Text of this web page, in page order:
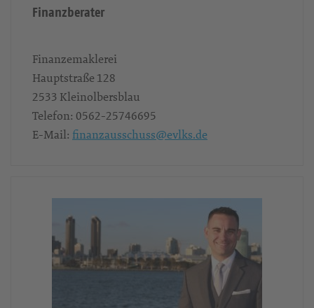
Finanzberater
Finanzemaklerei
Hauptstraße 128
2533 Kleinolbersblau
Telefon: 0562-25746695
E-Mail: finanzausschuss@evlks.de